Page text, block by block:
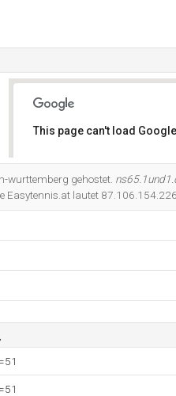
This page can't load
wurttemberg gehostet.
Easytennis.at lautet 87.106.154.226.